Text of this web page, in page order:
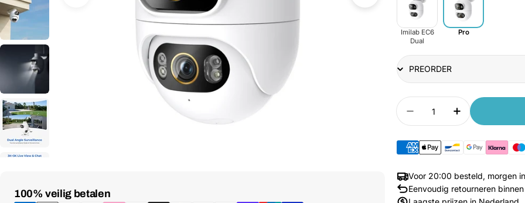
100% veilig betalen
Betaalmethoden
Imilab EC6
Dual
Pro
Title
Aantal
Aantal verlagen voor
Aantal
Voor 20:00 besteld, morgen
Eenvoudig retourneren